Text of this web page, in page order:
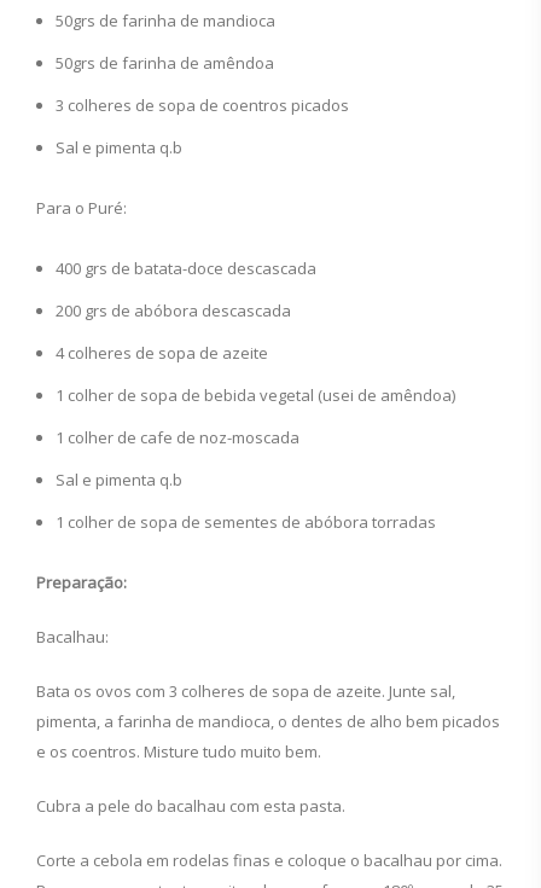
50grs de farinha de mandioca
50grs de farinha de amêndoa
3 colheres de sopa de coentros picados
Sal e pimenta q.b
Para o Puré:
400 grs de batata-doce descascada
200 grs de abóbora descascada
4 colheres de sopa de azeite
1 colher de sopa de bebida vegetal (usei de amêndoa)
1 colher de cafe de noz-moscada
Sal e pimenta q.b
1 colher de sopa de sementes de abóbora torradas
Preparação:
Bacalhau:
Bata os ovos com 3 colheres de sopa de azeite. Junte sal,
pimenta, a farinha de mandioca, o dentes de alho bem picados
e os coentros. Misture tudo muito bem.
Cubra a pele do bacalhau com esta pasta.
Corte a cebola em rodelas finas e coloque o bacalhau por cima.